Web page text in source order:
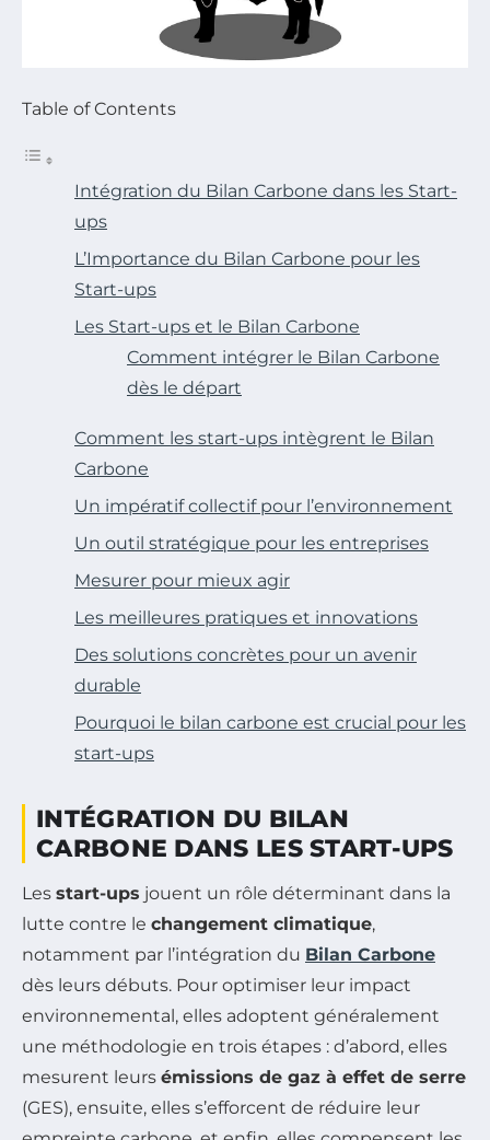
Table of Contents
Intégration du Bilan Carbone dans les Start-
ups
L’Importance du Bilan Carbone pour les
Start-ups
Les Start-ups et le Bilan Carbone
Comment intégrer le Bilan Carbone
dès le départ
Comment les start-ups intègrent le Bilan
Carbone
Un impératif collectif pour l’environnement
Un outil stratégique pour les entreprises
Mesurer pour mieux agir
Les meilleures pratiques et innovations
Des solutions concrètes pour un avenir
durable
Pourquoi le bilan carbone est crucial pour les
start-ups
INTÉGRATION DU BILAN
CARBONE DANS LES START-UPS
Les start-ups jouent un rôle déterminant dans la
lutte contre le changement climatique,
notamment par l’intégration du Bilan Carbone
dès leurs débuts. Pour optimiser leur impact
environnemental, elles adoptent généralement
une méthodologie en trois étapes : d’abord, elles
mesurent leurs émissions de gaz à effet de serre
(GES), ensuite, elles s’efforcent de réduire leur